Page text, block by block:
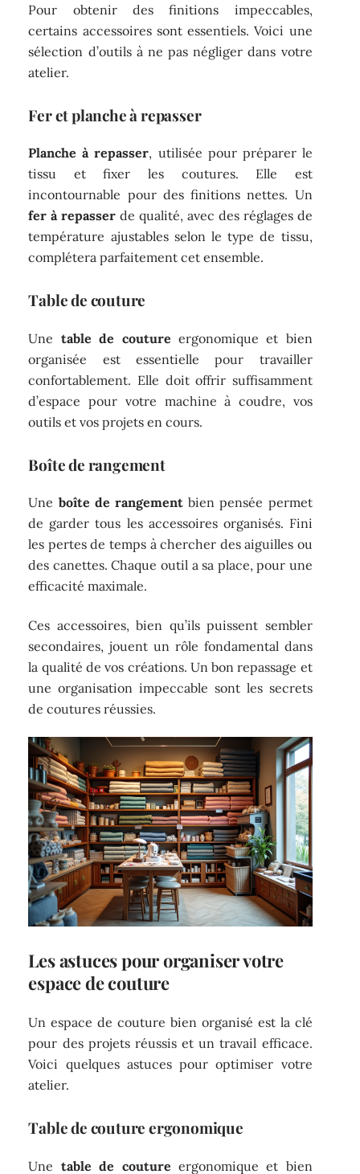
Pour obtenir des finitions impeccables,
certains accessoires sont essentiels. Voici une
sélection d’outils à ne pas négliger dans votre
atelier.
Fer et planche à repasser
Planche à repasser, utilisée pour préparer le
tissu et fixer les coutures. Elle est
incontournable pour des finitions nettes. Un
fer à repasser de qualité, avec des réglages de
température ajustables selon le type de tissu,
complétera parfaitement cet ensemble.
Table de couture
Une table de couture ergonomique et bien
organisée est essentielle pour travailler
confortablement. Elle doit offrir suffisamment
d’espace pour votre machine à coudre, vos
outils et vos projets en cours.
Boîte de rangement
Une boîte de rangement bien pensée permet
de garder tous les accessoires organisés. Fini
les pertes de temps à chercher des aiguilles ou
des canettes. Chaque outil a sa place, pour une
efficacité maximale.
Ces accessoires, bien qu’ils puissent sembler
secondaires, jouent un rôle fondamental dans
la qualité de vos créations. Un bon repassage et
une organisation impeccable sont les secrets
de coutures réussies.
Les astuces pour organiser votre
espace de couture
Un espace de couture bien organisé est la clé
pour des projets réussis et un travail efficace.
Voici quelques astuces pour optimiser votre
atelier.
Table de couture ergonomique
Une table de couture ergonomique et bien